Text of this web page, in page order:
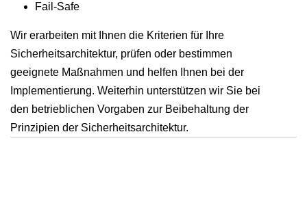
Fail-Safe
Wir erarbeiten mit Ihnen die Kriterien für Ihre
Sicherheitsarchitektur, prüfen oder bestimmen
geeignete Maßnahmen und helfen Ihnen bei der
Implementierung. Weiterhin unterstützen wir Sie bei
den betrieblichen Vorgaben zur Beibehaltung der
Prinzipien der Sicherheitsarchitektur.